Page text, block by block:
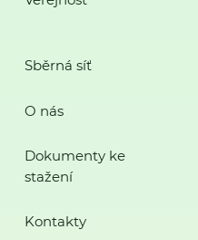
Sběrná síť
O nás
Dokumenty ke
stažení
Kontakty